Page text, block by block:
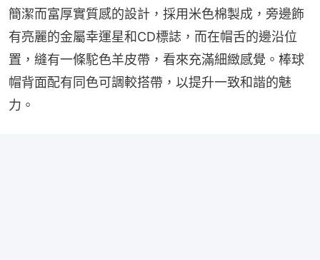
簡潔而富厚實質感的設計，採用米色棉製成，旁邊飾
有亮麗的金屬幸運星和CD標誌，而在帽舌的邊沿位
置，縫有一條駝色羊皮帶，看來充滿細緻感覺。棒球
帽背面配有同色可調較搭帶，以提升一致和諧的魅
力。